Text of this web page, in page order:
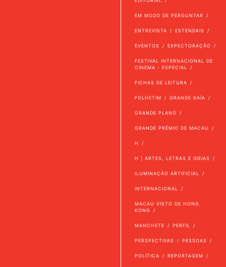
EM MODO DE PERGUNTAR
ENTREVISTA ESTENDAIS
EVENTOS EXPECTORAÇÃO
FESTIVAL INTERNACIONAL DE
CINEMA - ESPECIAL
FICHAS DE LEITURA
FOLHETIM GRANDE BAÍA
GRANDE PLANO
GRANDE PRÉMIO DE MACAU
H
H | ARTES, LETRAS E IDEIAS
ILUMINAÇÃO ARTIFICIAL
INTERNACIONAL
MACAU VISTO DE HONG
KONG
MANCHETE PERFIL
PERSPECTIVAS PESSOAS
POLÍTICA REPORTAGEM